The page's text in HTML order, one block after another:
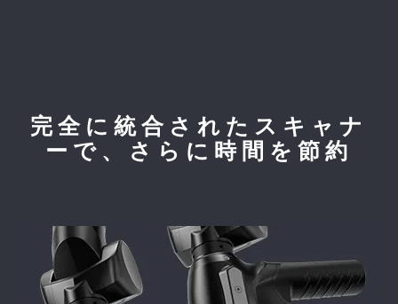
完全に統合されたスキャナ
ーで、さらに時間を節約